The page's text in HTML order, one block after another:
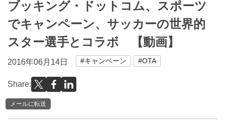
ブッキング・ドットコム、スポーツ
でキャンペーン、サッカーの世界的
スター選手とコラボ 【動画】
2016年06月14日 #キャンペーン #OTA
Share:
メールに転送